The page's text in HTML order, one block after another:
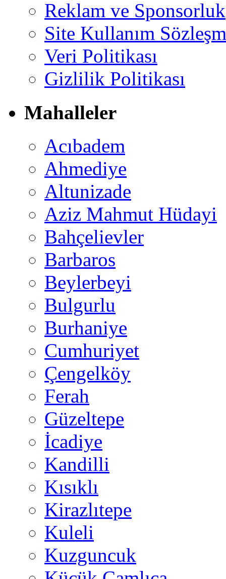
Reklam ve Sponsorluk
Site Kullanım
Veri Politikası
Gizlilik Politikası
Mahalleler
Acıbadem
Ahmediye
Altunizade
Aziz Mahmut Hüdayi
Bahçelievler
Barbaros
Beylerbeyi
Bulgurlu
Burhaniye
Cumhuriyet
Çengelköy
Ferah
Güzeltepe
İcadiye
Kandilli
Kısıklı
Kirazlıtepe
Kuleli
Kuzguncuk